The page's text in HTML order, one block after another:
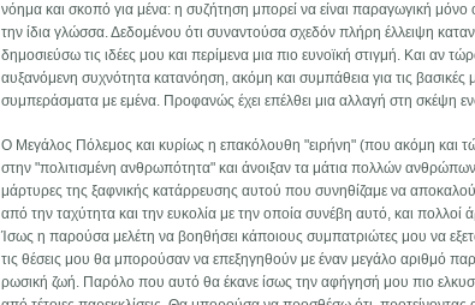
νόημα και σκοπό για μένα: η συζήτηση μπορεί να είναι παραγωγική μόνο
την ίδια γλώσσα. Δεδομένου ότι συναντούσα σχεδόν πλήρη έλλειψη
δημοσιεύσω τις ιδέες μου και περίμενα μια πιο ευνοϊκή στιγμή. Και αν
αυξανόμενη συχνότητα κατανόηση, ακόμη και συμπάθεια για τις βασικές
συμπεράσματα με εμένα. Προφανώς έχει επέλθει μια αλλαγή στη
Ο Μεγάλος Πόλεμος και κυρίως η επακόλουθη "ειρήνη" (που ακόμη και
στην "πολιτισμένη ανθρωπότητα" και άνοιξαν τα μάτια πολλών
μάρτυρες της ξαφνικής κατάρρευσης αυτού που συνηθίζαμε να
από την ταχύτητα και την ευκολία με την οποία συνέβη αυτό, και
Ίσως η παρούσα μελέτη να βοηθήσει κάποιους συμπατριώτες μου να
τις θέσεις μου θα μπορούσαν να επεξηγηθούν με έναν μεγάλο αριθμό
ρωσική ζωή. Παρόλο που αυτό θα έκανε ίσως την αφήγησή μου πιο